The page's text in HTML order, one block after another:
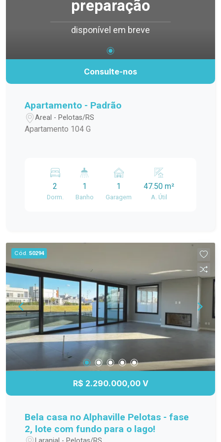
preparação
disponível em breve
Consulte-nos
Apartamento - Padrão
Areal - Pelotas/RS
Apartamento 104 G
2
Dorm.
1
Banho
1
Garagem
47.50 m²
A. Útil
Cód. 50294
R$ 2.290.000,00 V
Bela casa no Alphaville Pelotas - fase
2, lote com fundo para o lago!